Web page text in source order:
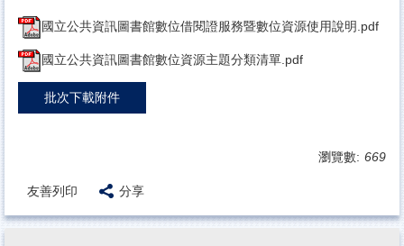
國立公共資訊圖書館數位借閱證服務暨數位資源使用說明.pdf
國立公共資訊圖書館數位資源主題分類清單.pdf
批次下載附件
瀏覽數: 669
友善列印 分享